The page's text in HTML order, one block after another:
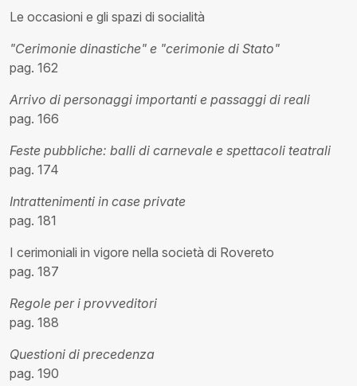
Le occasioni e gli spazi di socialità
"Cerimonie dinastiche" e "cerimonie di Stato"
pag. 162
Arrivo di personaggi importanti e passaggi di reali
pag. 166
Feste pubbliche: balli di carnevale e spettacoli teatrali
pag. 174
Intrattenimenti in case private
pag. 181
I cerimoniali in vigore nella società di Rovereto
pag. 187
Regole per i provveditori
pag. 188
Questioni di precedenza
pag. 190